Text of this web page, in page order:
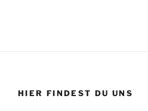
HIER FINDEST DU UNS